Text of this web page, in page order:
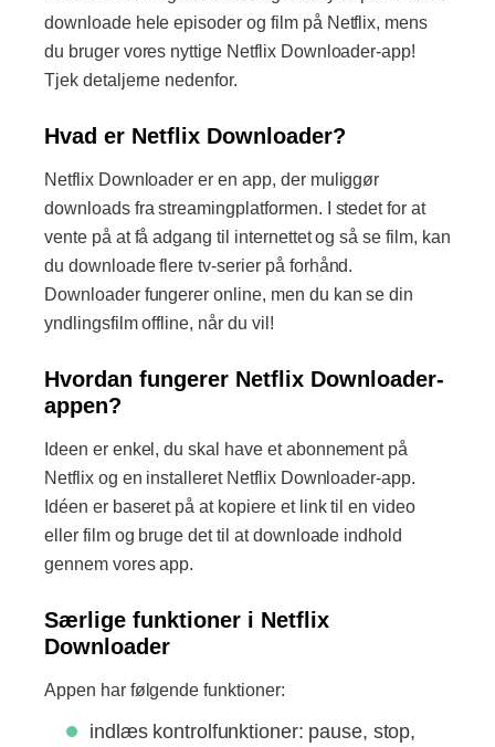
downloade hele episoder og film på Netflix, mens
du bruger vores nyttige Netflix Downloader-app!
Tjek detaljerne nedenfor.
Hvad er Netflix Downloader?
Netflix Downloader er en app, der muliggør
downloads fra streamingplatformen. I stedet for at
vente på at få adgang til internettet og så se film, kan
du downloade flere tv-serier på forhånd.
Downloader fungerer online, men du kan se din
yndlingsfilm offline, når du vil!
Hvordan fungerer Netflix Downloader-
appen?
Ideen er enkel, du skal have et abonnement på
Netflix og en installeret Netflix Downloader-app.
Idéen er baseret på at kopiere et link til en video
eller film og bruge det til at downloade indhold
gennem vores app.
Særlige funktioner i Netflix
Downloader
Appen har følgende funktioner:
indlæs kontrolfunktioner: pause, stop,